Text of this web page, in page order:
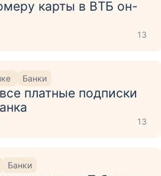
карты в ВТБ он-
13
Банки
платные подписки
13
Банки